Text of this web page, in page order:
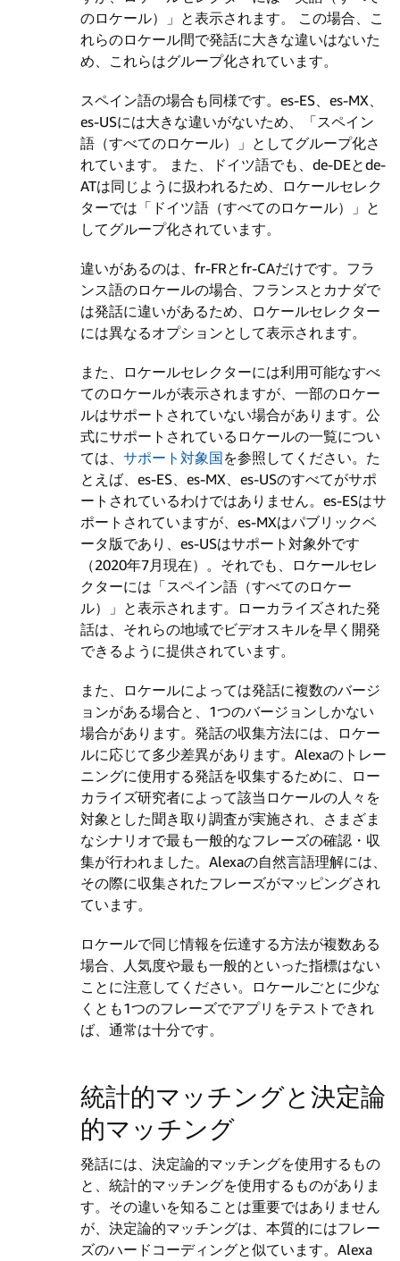
のロケール）」と表示されます。 この場合、こ
れらのロケール間で発話に大きな違いはないた
め、これらはグループ化されています。
スペイン語の場合も同様です。es-ES、es-MX、
es-USには大きな違いがないため、「スペイン
語（すべてのロケール）」としてグループ化さ
れています。 また、ドイツ語でも、de-DEとde-
ATは同じように扱われるため、ロケールセレク
ターでは「ドイツ語（すべてのロケール）」と
してグループ化されています。
違いがあるのは、fr-FRとfr-CAだけです。フラ
ンス語のロケールの場合、フランスとカナダで
は発話に違いがあるため、ロケールセレクター
には異なるオプションとして表示されます。
また、ロケールセレクターには利用可能なすべ
てのロケールが表示されますが、一部のロケー
ルはサポートされていない場合があります。公
式にサポートされているロケールの一覧につい
ては、 サポート対象国を参照してください。た
とえば、es-ES、es-MX、es-USのすべてがサポ
ートされているわけではありません。es-ESはサ
ポートされていますが、es-MXはパブリックベ
ータ版であり、es-USはサポート対象外です
（2020年7月現在）。それでも、ロケールセレ
クターには「スペイン語（すべてのロケー
ル）」と表示されます。ローカライズされた発
話は、それらの地域でビデオスキルを早く開発
できるように提供されています。
また、ロケールによっては発話に複数のバージ
ョンがある場合と、1つのバージョンしかない
場合があります。発話の収集方法には、ロケー
ルに応じて多少差異があります。Alexaのトレー
ニングに使用する発話を収集するために、ロー
カライズ研究者によって該当ロケールの人々を
対象とした聞き取り調査が実施され、さまざま
なシナリオで最も一般的なフレーズの確認・収
集が行われました。Alexaの自然言語理解には、
その際に収集されたフレーズがマッピングされ
ています。
ロケールで同じ情報を伝達する方法が複数ある
場合、人気度や最も一般的といった指標はない
ことに注意してください。ロケールごとに少な
くとも1つのフレーズでアプリをテストできれ
ば、通常は十分です。
統計的マッチングと決定論
的マッチング
発話には、決定論的マッチングを使用するもの
と、統計的マッチングを使用するものがありま
す。その違いを知ることは重要ではありません
が、決定論的マッチングは、本質的にはフレー
ズのハードコーディングと似ています。Alexa